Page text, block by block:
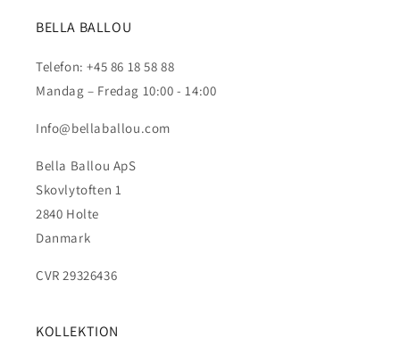
BELLA BALLOU
Telefon: +45 86 18 58 88
Mandag – Fredag 10:00 - 14:00
Info@bellaballou.com
Bella Ballou ApS
Skovlytoften 1
2840 Holte
Danmark
CVR 29326436
KOLLEKTION